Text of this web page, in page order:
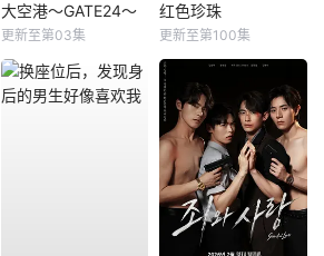
大空港～GATE24～
更新至第03集
红色珍珠
更新至第100集